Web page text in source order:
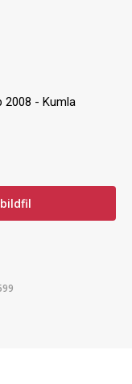
2008 - Kumla